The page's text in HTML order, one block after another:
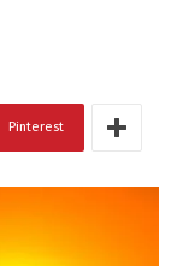
Pinterest